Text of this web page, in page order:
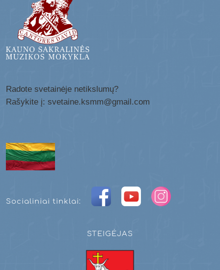
Radote svetainėje netikslumų?
Rašykite į: svetaine.ksmm@gmail.com
Socialiniai tinklai:
STEIGĖJAS